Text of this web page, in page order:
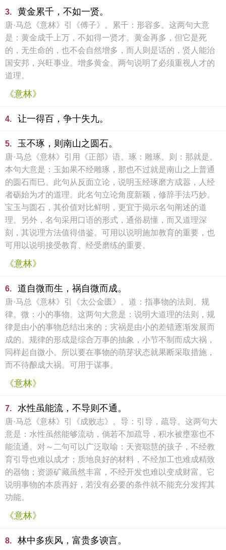
3. 黄金累千，不如一贤。
唐·马总《意林》引《傅子》。累千：形容多。这两句大意
是：黄金成千上万，不如得一贤才。黄金再多，但它是死
的，无生命的，也不会自然增多，而人则是话的，贤人能治
国安邦，兴旺事业。增多黄金。两句说明了必须重视人才的
道理。
《意林》
4. 让一得百，争十失九。
5. 玉不琢，则南山之圆石。
唐·马总《意林》引用《正部》语。琢：雕琢。则：那就是。
本句大意是：玉如果不经雕琢，那也不过就是南山之上普通
的圆石而巳。此句从反面立论，说明玉经琢磨方成嚣，人经
者砺始为才的道理。此名句立论角度新颖，修辞手法巧妙。
宝玉与圆石，其价值对比鲜明，更宜于揭示名句阐述的道
理。另外，名句采用口语的形式，通俗易懂，而又道理深
刻，其说理方法值得借鉴。可用以说明施加教育的重要，也
可用以说明接受教育、经受磨练的重要。
《意林》
6. 道自微而生，祸自微而成。
唐·马总《意林》引《太公金匮》。道：指事物的法则、规
律。微：小的事物。这两句大意是：说明大道理的法则，规
律是由小的事物总结出来的；灾祸是由小的差错逐渐发展而
成的。规律的形成是综合万事的抽象，小节不制而成大祸，
同样起自微小。所以要在事物的萌芽状态就果断采取措施，
而不待酿成大祸。可用于谋事。
《意林》
7. 水性虽能流，不导则不通。
唐·马总《意林》引《成败志》。导：引导，疏导。这两句大
意是：水性虽然能够流动，倘若不加疏导，积水被壅塞也不
能流通。对～二句可以广泛取喻：天资聪慧的孩子，不经教
育引导也难以成才；质地良好的材料，不经加工也难成精致
的器物；资源矿藏虽然丰富，不经开发也难以变成财富。它
说明事物的本质再好，若没有必要的条件就不能充分发挥其
功能。
《意林》
8. 林中多疾风，富贵多谀言。